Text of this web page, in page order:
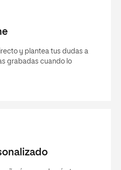
y plantea tus dudas a
grabadas cuando lo